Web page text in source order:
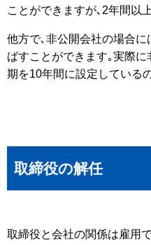
ことができますが､2年間以
他方で､非公開会社の場合
ばすことができます｡実際
期を10年間に設定している
取締役の解任
取締役と会社の関係は雇用